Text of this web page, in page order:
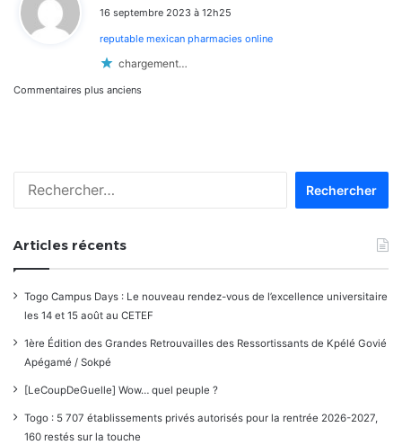
t
16 septembre 2023 à 12h25
reputable mexican pharmacies online
chargement…
Navigation
commentaires
Commentaires plus anciens
Articles récents
Togo Campus Days : Le nouveau rendez-vous de l’excellence universitaire
les 14 et 15 août au CETEF
1ère Édition des Grandes Retrouvailles des Ressortissants de Kpélé Govié
Apégamé / Sokpé
[LeCoupDeGuelle] Wow… quel peuple ?
Togo : 5 707 établissements privés autorisés pour la rentrée 2026-2027,
160 restés sur la touche